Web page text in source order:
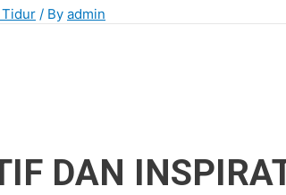
Tidur / By admin
DAN